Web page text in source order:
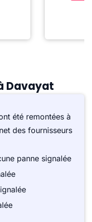
Davayat
été remontées à
des fournisseurs
panne signalée